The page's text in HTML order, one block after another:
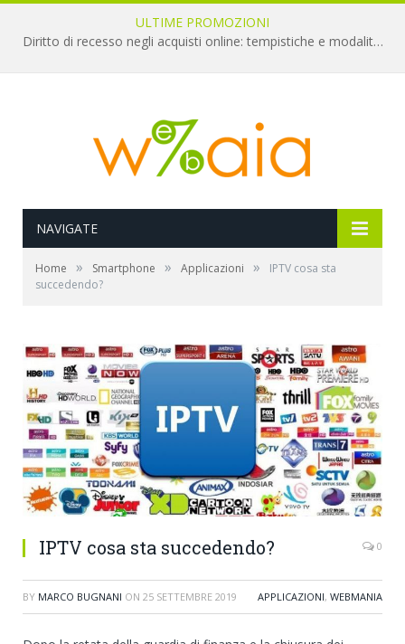
ULTIME PROMOZIONI
Diritto di recesso negli acquisti online: tempistiche e modalità per il rimborso
NAVIGATE
Home » Smartphone » Applicazioni »
IPTV cosa sta
succedendo?
IPTV cosa sta succedendo? 0
BY MARCO BUGNANI ON 25 SETTEMBRE 2019 APPLICAZIONI, WEBMANIA